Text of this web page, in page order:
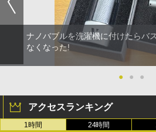
ナノバブルを洗濯機に付けたらバ
なくなった!
● ● ●
アクセスランキング
1時間 24時間